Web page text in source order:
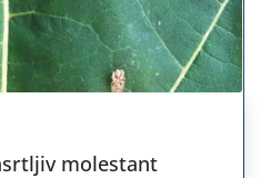
molestant